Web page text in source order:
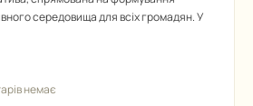
середовища для всіх громадян. У
немає